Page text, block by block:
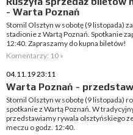
- Warta Poznań
Stomil Olsztyn w sobotę (9 listopada)
stadionie z Wartą Poznań. Spotkanie
12:40. Zapraszamy do kupna biletów!
Komentarzy: 10 »
04.11.19 23:11
Warta Poznań -
Stomil Olsztyn w sobotę (9 listopada)
spotkanie z Wartą Poznań. W
przedstawiamy rywala olsztyńskiego
meczu o godz. 12:40.